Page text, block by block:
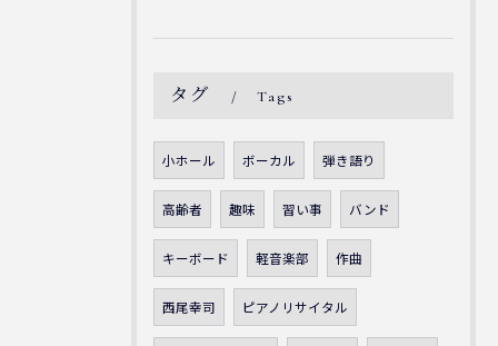
タグ Tags
小ホール ボーカル 弾き語り
高齢者 趣味 習い事 バンド
キーボード 軽音楽部 作曲
西尾幸司 ピアノリサイタル